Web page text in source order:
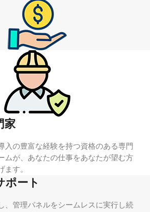
家
入の豊富な経験を持つ資格のある専門
ムが、あなたの仕事をあなたが望む方
ます。
ポート
、管理パネルをシームレスに実行し続